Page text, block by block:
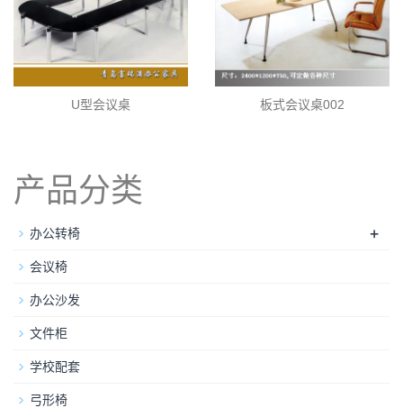
U型会议桌 板式会议桌002
产品分类
办公转椅 +
会议椅
办公沙发
文件柜
学校配套
弓形椅